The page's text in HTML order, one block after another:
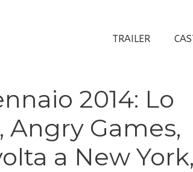
TRAILER
2014: Lo
Angry Games,
a New